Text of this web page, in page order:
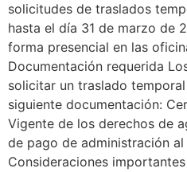
solicitudes de traslados
hasta el día 31 de marzo de
forma presencial en las
Documentación requerida
solicitar un traslado
siguiente documentación:
Vigente de los derechos de
de pago de administración
Consideraciones